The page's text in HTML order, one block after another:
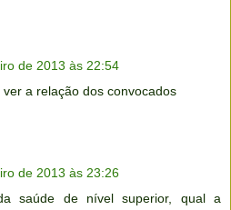
de 2013 às 22:54
a relação dos convocados
de 2013 às 23:26
saúde de nível superior, qual a